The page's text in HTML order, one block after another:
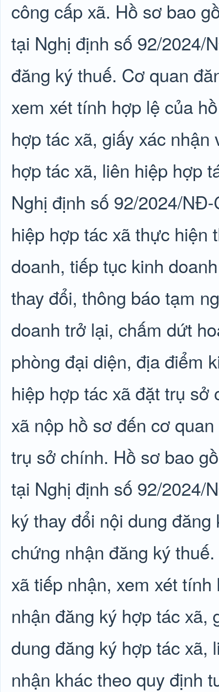
công cấp xã. Hồ sơ bao
tại Nghị định số 92/2024/
đăng ký thuế. Cơ quan
xem xét tính hợp lệ của
hợp tác xã, giấy xác
hợp tác xã, liên hiệp hợp
Nghị định số 92/2024/
hiệp hợp tác xã thực hiện
doanh, tiếp tục kinh
thay đổi, thông báo tạm
doanh trở lại, chấm dứt
phòng đại diện, địa điểm
hiệp hợp tác xã đặt trụ
xã nộp hồ sơ đến cơ
trụ sở chính. Hồ sơ bao
tại Nghị định số 92/2024/
ký thay đổi nội dung
chứng nhận đăng ký
xã tiếp nhận, xem xét
nhận đăng ký hợp tác xã,
dung đăng ký hợp tác xã,
nhận khác theo quy định